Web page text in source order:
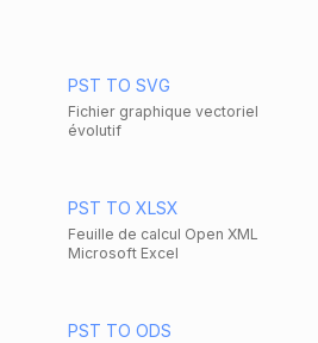
PST TO SVG
Fichier graphique vectoriel
évolutif
PST TO XLSX
Feuille de calcul Open XML
Microsoft Excel
PST TO ODS